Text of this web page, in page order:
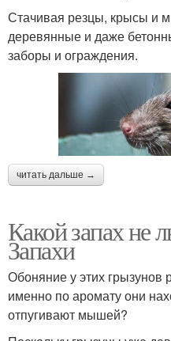
Стачивая резцы, крысы и
деревянные и даже
заборы и ограждения.
читать дальше →
Какой запах
Запахи
Обоняние у этих грызунов
именно по аромату они
отпугивают мышей?